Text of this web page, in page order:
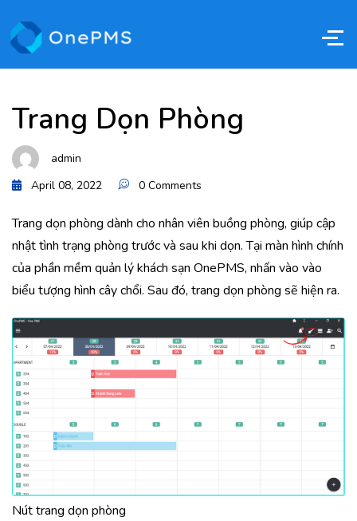
Trang Dọn Phòng
admin
April 08, 2022
0 Comments
Trang dọn phòng dành cho nhân viên buồng phòng, giúp cập
nhật tình trạng phòng trước và sau khi dọn. Tại màn hình chính
của phần mềm quản lý khách sạn OnePMS, nhấn vào vào
biểu tượng hình cây chổi. Sau đó, trang dọn phòng sẽ hiện ra.
Nút trang dọn phòng